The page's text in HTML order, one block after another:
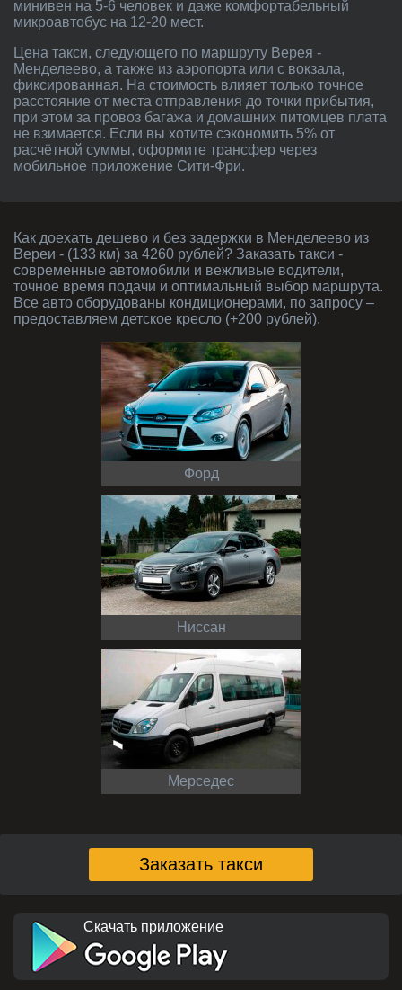
минивен на 5-6 человек и даже комфортабельный
микроавтобус на 12-20 мест.
Цена такси, следующего по маршруту Верея -
Менделеево, а также из аэропорта или с вокзала,
фиксированная. На стоимость влияет только точное
расстояние от места отправления до точки прибытия,
при этом за провоз багажа и домашних питомцев плата
не взимается. Если вы хотите сэкономить 5% от
расчётной суммы, оформите трансфер через
мобильное приложение Сити-Фри.
Как доехать дешево и без задержки в Менделеево из
Вереи - (133 км) за 4260 рублей? Заказать такси -
современные автомобили и вежливые водители,
точное время подачи и оптимальный выбор маршрута.
Все авто оборудованы кондиционерами, по запросу –
предоставляем детское кресло (+200 рублей).
Форд
Ниссан
Мерседес
Заказать такси
Скачать приложение